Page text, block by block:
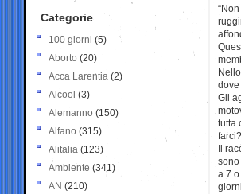
Gli
tutta
Il
sono
a 7
Categorie
100 giorni (5)
Aborto (20)
Acca Larentia (2)
Alcool (3)
Alemanno (150)
Alfano (315)
Alitalia (123)
Ambiente (341)
AN (210)